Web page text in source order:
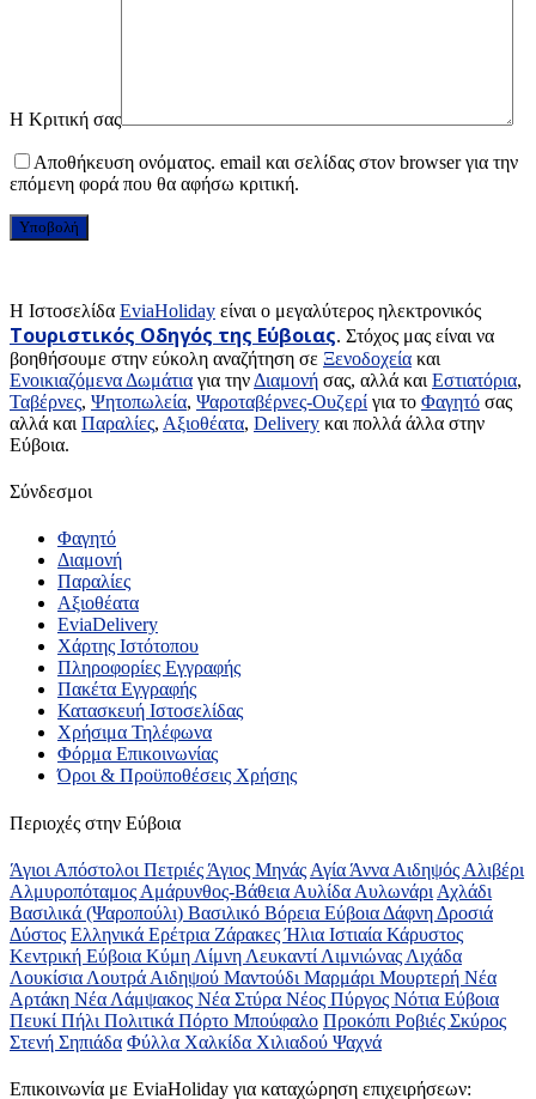
Η Κριτική σας
Αποθήκευση ονόματος. email και σελίδας στον browser για την
επόμενη φορά που θα αφήσω κριτική.
H Ιστοσελίδα EviaHoliday είναι ο μεγαλύτερος ηλεκτρονικός
Τουριστικός Οδηγός της Εύβοιας. Στόχος μας είναι να
βοηθήσουμε στην εύκολη αναζήτηση σε Ξενοδοχεία και
Ενοικιαζόμενα Δωμάτια για την Διαμονή σας, αλλά και Εστιατόρια,
Ταβέρνες, Ψητοπωλεία, Ψαροταβέρνες-Ουζερί για το Φαγητό σας
αλλά και Παραλίες, Αξιοθέατα, Delivery και πολλά άλλα στην
Εύβοια.
Σύνδεσμοι
Φαγητό
Διαμονή
Παραλίες
Αξιοθέατα
EviaDelivery
Χάρτης Ιστότοπου
Πληροφορίες Εγγραφής
Πακέτα Εγγραφής
Κατασκευή Ιστοσελίδας
Χρήσιμα Τηλέφωνα
Φόρμα Επικοινωνίας
Όροι & Προϋποθέσεις Xρήσης
Περιοχές στην Εύβοια
Άγιοι Απόστολοι Πετριές Άγιος Μηνάς Αγία Άννα Αιδηψός Αλιβέρι
Αλμυροπόταμος Αμάρυνθος-Βάθεια Αυλίδα Αυλωνάρι Αχλάδι
Βασιλικά (Ψαροπούλι) Βασιλικό Βόρεια Εύβοια Δάφνη Δροσιά
Δύστος Ελληνικά Ερέτρια ΖάρακεςΉλια Ιστιαία Κάρυστος
Κεντρική Εύβοια Κύμη Λίμνη Λευκαντί Λιμνιώνας Λιχάδα
Λουκίσια Λουτρά Αιδηψού Μαντούδι Μαρμάρι Μουρτερή Νέα
Αρτάκη Νέα Λάμψακος Νέα Στύρα Νέος Πύργος Νότια Εύβοια
Πευκί Πήλι Πολιτικά Πόρτο Μπούφαλο Προκόπι Ροβιές Σκύρος
Στενή Σηπιάδα Φύλλα Χαλκίδα Χιλιαδού Ψαχνά
Επικοινωνία με ΕviaHoliday για καταχώρηση επιχειρήσεων: